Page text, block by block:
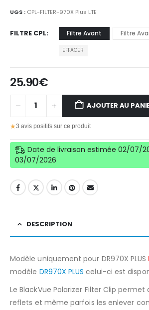
UGS : CPL-FILTER-970X Plus LTE
FILTRE CPL Filtre Avant Filtre
EFFACER
25.90€
AJOUTER AU
★3 avis positifs sur ce produit
Date de livraison estimée 02/07/
03/07/2026
DESCRIPTION
Modèle uniquement pour DR970X PLUS
modèle DR970X PLUS celui-ci est
Le BlackVue Polarizer Filter Clip permet
reflets et même parfois les enlever